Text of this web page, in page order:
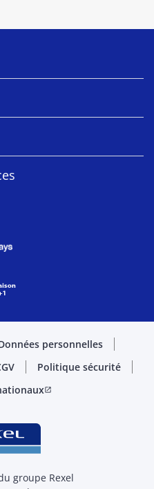
personnelles
Politique sécurité
open_in_new
groupe Rexel